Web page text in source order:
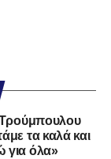
Τρούμπουλου
τα καλά και
για όλα»